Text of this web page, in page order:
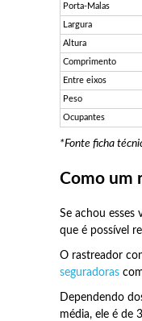
Porta-Malas
Largura
Altura
Comprimento
Entre eixos
Peso
Ocupantes
*Fonte ficha
Como um
Se achou esses
que é possível
O rastreador
seguradoras
Dependendo
média, ele é de